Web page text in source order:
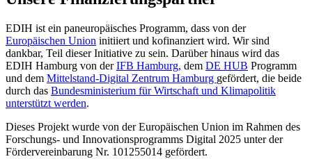
EDIH ist ein paneuropäisches Programm, dass von der
Europäischen Union initiiert und kofinanziert wird. Wir sind
dankbar, Teil dieser Initiative zu sein. Darüber hinaus wird das
EDIH Hamburg von derIFB Hamburg, dem DE HUB Programm
und dem Mittelstand-Digital Zentrum Hamburg gefördert, die beide
durch das Bundesministerium für Wirtschaft und Klimapolitik
unterstützt werden.
Dieses Projekt wurde von der Europäischen Union im Rahmen des
Forschungs- und Innovationsprogramms Digital 2025 unter der
Fördervereinbarung Nr. 101255014 gefördert.